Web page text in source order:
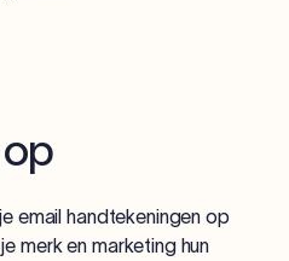
email handtekeningen op
merk en marketing hun